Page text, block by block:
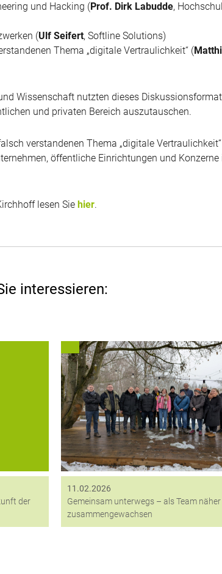
und Hacking (Prof. Dirk Labudde,
(Ulf Seifert, Softline Solutions)
Thema „digitale Vertraulichkeit“ (
Wissenschaft nutzten dieses
und privaten Bereich auszutauschen.
verstandenen Thema „digitale
öffentliche Einrichtungen und
lesen Sie hier.
interessieren:
der
Bei einer rund drei Kilometer
Wanderung – oder je nach Sichtweise
entspannten Spaziergang – stand
das gemeinsame Unterwegssein
Mittelpunkt, sondern vor allem die
Arbeit...
11.02.2026
Gemeinsam unterwegs – als Team näher
zusammengewachsen